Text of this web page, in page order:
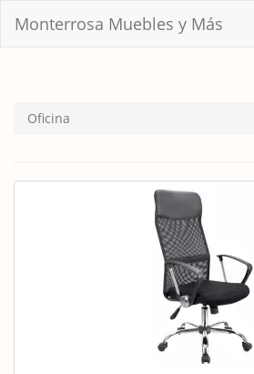
Monterrosa Muebles y Más
Oficina